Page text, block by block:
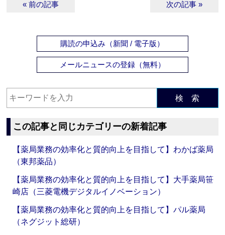
« 前の記事 次の記事 »
購読の申込み（新聞 / 電子版）
メールニュースの登録（無料）
検 索
この記事と同じカテゴリーの新着記事
【薬局業務の効率化と質的向上を目指して】わかば薬局
（東邦薬品）
【薬局業務の効率化と質的向上を目指して】大手薬局笹
崎店（三菱電機デジタルイノベーション）
【薬局業務の効率化と質的向上を目指して】パル薬局
（ネグジット総研）